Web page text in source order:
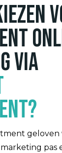
via
geloven
pas